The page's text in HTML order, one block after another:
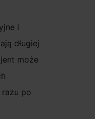
i
długiej
może
po